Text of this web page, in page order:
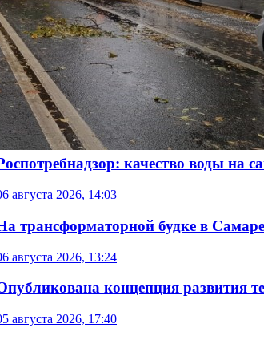
качество воды на
августа 2026, 14:03
трансформаторной будке в
августа 2026, 13:24
концепция развития
августа 2026, 17:40